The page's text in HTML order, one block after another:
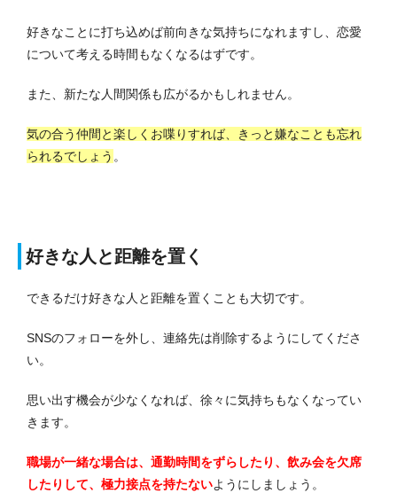
好きなことに打ち込めば前向きな気持ちになれますし、恋愛
について考える時間もなくなるはずです。
また、新たな人間関係も広がるかもしれません。
気の合う仲間と楽しくお喋りすれば、きっと嫌なことも忘れ
られるでしょう 。
好きな人と距離を置く
できるだけ好きな人と距離を置くことも大切です。
SNSのフォローを外し、連絡先は削除するようにしてくださ
い。
思い出す機会が少なくなれば、徐々に気持ちもなくなってい
きます。
職場が一緒な場合は、通勤時間をずらしたり、飲み会を欠席
したりして、極力接点を持たないようにしましょう。